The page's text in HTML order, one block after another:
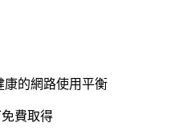
康的網路使用平衡
免費取得